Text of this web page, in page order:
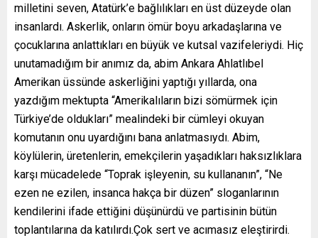
milletini seven, Atatürk’e bağlılıkları en üst düzeyde olan
insanlardı. Askerlik, onların ömür boyu arkadaşlarına ve
çocuklarına anlattıkları en büyük ve kutsal vazifeleriydi. Hiç
unutamadığım bir anımız da, abim Ankara Ahlatlıbel
Amerikan üssünde askerliğini yaptığı yıllarda, ona
yazdığım mektupta “Amerikalıların bizi sömürmek için
Türkiye’de oldukları” mealindeki bir cümleyi okuyan
komutanın onu uyardığını bana anlatmasıydı. Abim,
köylülerin, üretenlerin, emekçilerin yaşadıkları haksızlıklara
karşı mücadelede “Toprak işleyenin, su kullananın”, “Ne
ezen ne ezilen, insanca hakça bir düzen” sloganlarının
kendilerini ifade ettiğini düşünürdü ve partisinin bütün
toplantılarına da katılırdı.Çok sert ve acımasız eleştirirdi.